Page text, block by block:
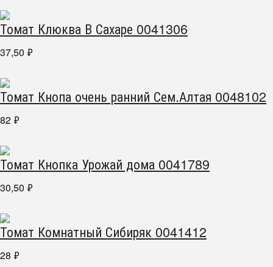
Томат Клюква В Сахаре 0041306
37,50 ₽
Томат Кнопа очень ранний Сем.Алтая 0048102
82 ₽
Томат Кнопка Урожай дома 0041789
30,50 ₽
Томат Комнатный Сибиряк 0041412
28 ₽